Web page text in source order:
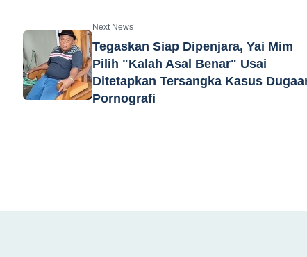
Next News
Tegaskan Siap Dipenjara, Yai Mim
Pilih "Kalah Asal Benar" Usai
Ditetapkan Tersangka Kasus
Pornografi